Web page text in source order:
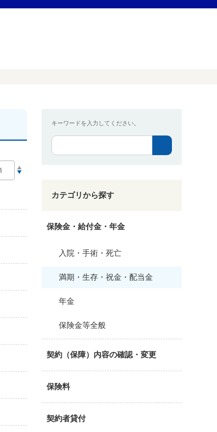
キーワードを入力してください。
カテゴリから探す
保険金・給付金・年金
入院・手術・死亡
満期・生存・祝金・配当金
年金
保険金等全般
契約（保障）内容の確認・変更
保険料
契約者貸付